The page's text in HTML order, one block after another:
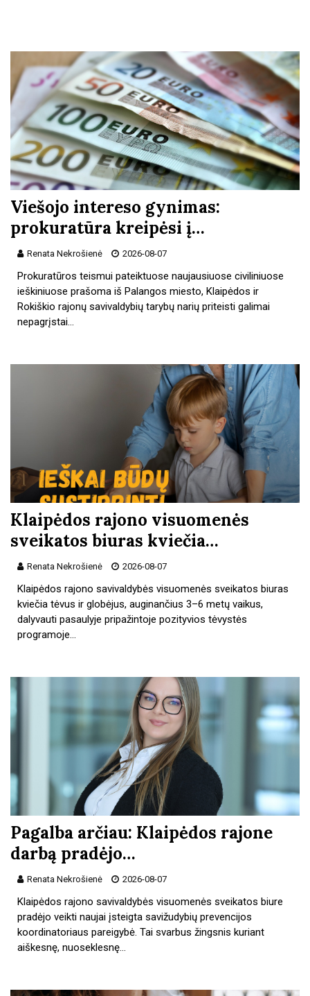
Viešojo intereso gynimas:
prokuratūra kreipėsi į…
Renata Nekrošienė 2026-08-07
Prokuratūros teismui pateiktuose naujausiuose civiliniuose
ieškiniuose prašoma iš Palangos miesto, Klaipėdos ir
Rokiškio rajonų savivaldybių tarybų narių priteisti galimai
nepagrįstai…
Klaipėdos rajono visuomenės
sveikatos biuras kviečia…
Renata Nekrošienė 2026-08-07
Klaipėdos rajono savivaldybės visuomenės sveikatos biuras
kviečia tėvus ir globėjus, auginančius 3–6 metų vaikus,
dalyvauti pasaulyje pripažintoje pozityvios tėvystės
programoje…
Pagalba arčiau: Klaipėdos rajone
darbą pradėjo…
Renata Nekrošienė 2026-08-07
Klaipėdos rajono savivaldybės visuomenės sveikatos biure
pradėjo veikti naujai įsteigta savižudybių prevencijos
koordinatoriaus pareigybė. Tai svarbus žingsnis kuriant
aiškesnę, nuoseklesnę…